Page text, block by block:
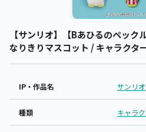
【サンリオ】【Bあひるのペック
なりきりマスコット / キャラクタ
IP・作品名 サンリオ
種類 キャラ